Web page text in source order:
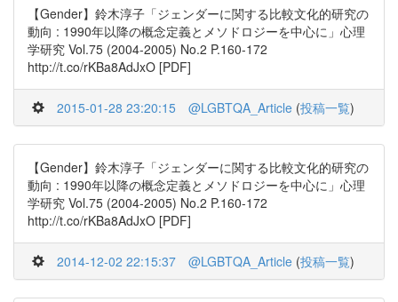
【Gender】鈴木淳子「ジェンダーに関する比較文化的研究の
動向 : 1990年以降の概念定義とメソドロジーを中心に」心理
学研究 Vol.75 (2004-2005) No.2 P.160-172
http://t.co/rKBa8AdJxO [PDF]
2015-01-28 23:20:15 @LGBTQA_Article (投稿一覧)
【Gender】鈴木淳子「ジェンダーに関する比較文化的研究の
動向 : 1990年以降の概念定義とメソドロジーを中心に」心理
学研究 Vol.75 (2004-2005) No.2 P.160-172
http://t.co/rKBa8AdJxO [PDF]
2014-12-02 22:15:37 @LGBTQA_Article (投稿一覧)